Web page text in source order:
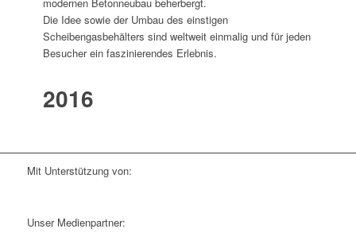
modernen Betonneubau beherbergt.
Die Idee sowie der Umbau des einstigen
Scheibengasbehälters sind weltweit einmalig und für jeden
Besucher ein faszinierendes Erlebnis.
2016
Mit Unterstützung von:
Unser Medienpartner: